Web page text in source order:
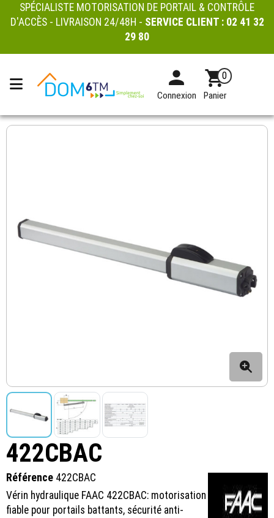
SPÉCIALISTE MOTORISATION DE PORTAIL & CONTRÔLE
D'ACCÈS - LIVRAISON 24/48H - SERVICE CLIENT : 02 41 32
29 80
Connexion
0
Panier
422CBAC
Référence 422CBAC
Vérin hydraulique FAAC 422CBAC: motorisation
fiable pour portails battants, sécurité anti-